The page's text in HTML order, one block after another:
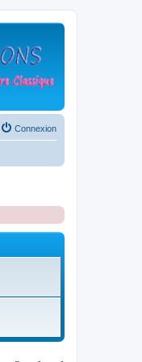
Connexion